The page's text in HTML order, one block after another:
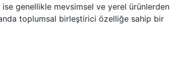
genellikle mevsimsel ve yerel ürünlerden
toplumsal birleştirici özelliğe sahip bir